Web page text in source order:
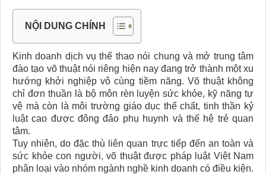
NỘI DUNG CHÍNH
Kinh doanh dịch vụ thể thao nói chung và mở trung tâm
đào tạo võ thuật nói riêng hiện nay đang trở thành một xu
hướng khởi nghiệp vô cùng tiềm năng. Võ thuật không
chỉ đơn thuần là bộ môn rèn luyện sức khỏe, kỹ năng tự
vệ mà còn là môi trường giáo dục thể chất, tinh thần kỷ
luật cao được đông đảo phụ huynh và thế hệ trẻ quan
tâm.
Tuy nhiên, do đặc thù liên quan trực tiếp đến an toàn và
sức khỏe con người, võ thuật được pháp luật Việt Nam
phân loại vào nhóm ngành nghề kinh doanh có điều kiện.